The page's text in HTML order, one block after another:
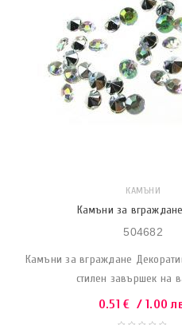
КАМЪНИ
Камъни за
504682
Камъни за вграждане
стилен завършек на
0.51€ / 1.00